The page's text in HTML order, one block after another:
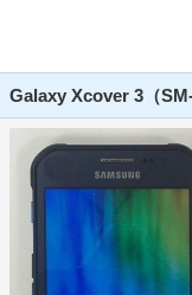
Galaxy Xcover 3（